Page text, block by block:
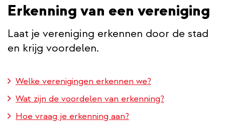
Erkenning van een vereniging
Laat je vereniging erkennen door de stad
en krijg voordelen.
Welke verenigingen erkennen we?
Wat zijn de voordelen van erkenning?
Hoe vraag je erkenning aan?